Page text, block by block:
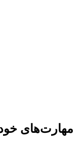
مهارت‌های خود